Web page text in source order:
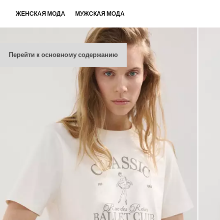
Перейти к основному содержанию
ЖЕНСКАЯ МОДА МУЖСКАЯ МОДА